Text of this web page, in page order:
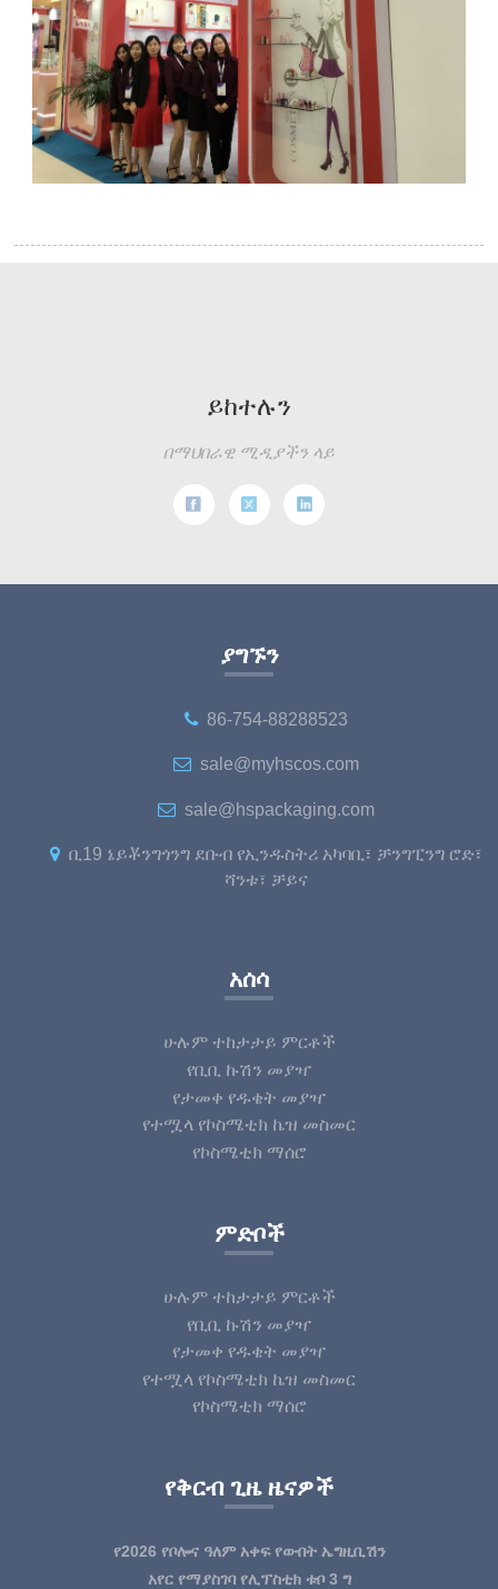
ይከተሉን
በማህበራዊ ሚዲያችን ላይ
ያግኙን
86-754-88288523
sale@myhscos.com
sale@hspackaging.com
ቢ19 ኔይቾንግጎንግ ደቡብ የኢንዱስትሪ አካባቢ፣ ቻንግፒንግ ሮድ፣
ሻንቱ፣ ቻይና
አሰሳ
ሁሉም ተከታታይ ምርቶች
የቢቢ ኩሽን መያዣ
የታመቀ የዱቄት መያዣ
የተሟላ የኮስሜቲክ ኬዝ መስመር
የኮስሜቲክ ማሰሮ
ምድቦች
ሁሉም ተከታታይ ምርቶች
የቢቢ ኩሽን መያዣ
የታመቀ የዱቄት መያዣ
የተሟላ የኮስሜቲክ ኬዝ መስመር
የኮስሜቲክ ማሰሮ
የቅርብ ጊዜ ዜናዎች
የ2026 የቦሎና ዓለም አቀፍ የውበት ኤግዚቢሽን
አየር የማያስገባ የሊፕስቲክ ቱቦ 3 ግ